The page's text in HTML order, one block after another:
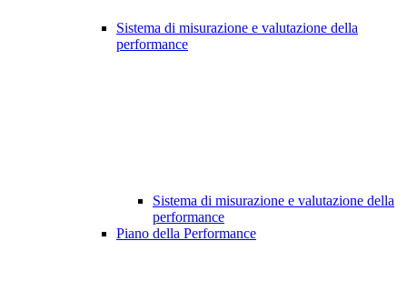
Sistema di misurazione e valutazione della
performance
Sistema di misurazione e valutazione della
performance
Piano della Performance